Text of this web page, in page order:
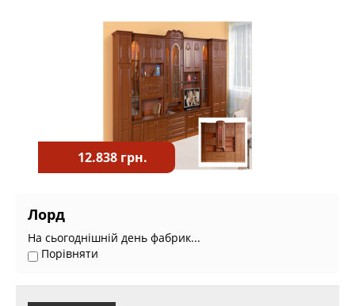
12.838 грн.
Лорд
На сьогоднішній день фабрик...
Порівняти